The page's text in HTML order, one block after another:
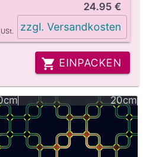
24.95 €
zzgl. Versandkosten
EINPACKEN
20cm